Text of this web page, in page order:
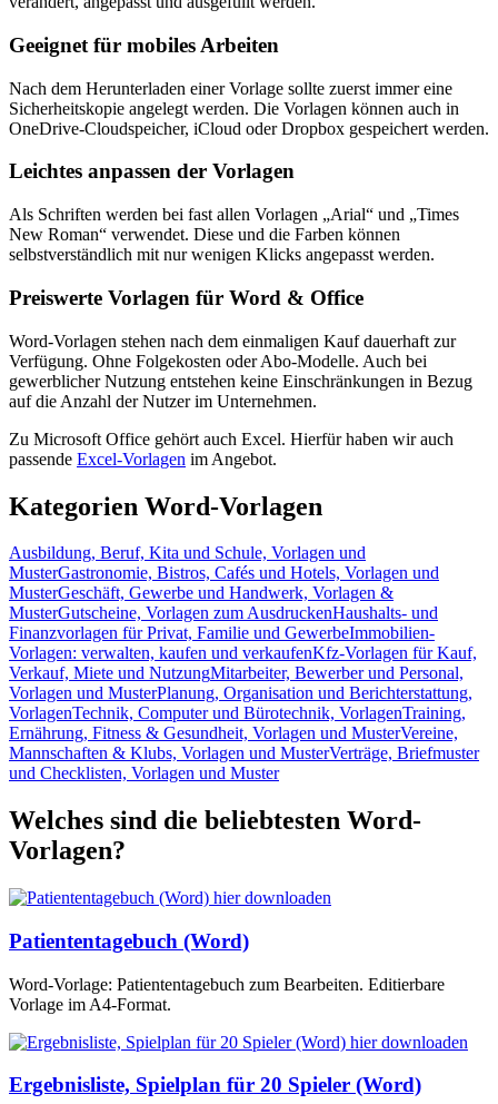
Geeignet für mobiles Arbeiten
Nach dem Herunterladen einer Vorlage sollte zuerst immer eine
Sicherheitskopie angelegt werden. Die Vorlagen können auch in
OneDrive-Cloudspeicher, iCloud oder Dropbox gespeichert werden.
Leichtes anpassen der Vorlagen
Als Schriften werden bei fast allen Vorlagen „Arial“ und „Times
New Roman“ verwendet. Diese und die Farben können
selbstverständlich mit nur wenigen Klicks angepasst werden.
Preiswerte Vorlagen für Word & Office
Word-Vorlagen stehen nach dem einmaligen Kauf dauerhaft zur
Verfügung. Ohne Folgekosten oder Abo-Modelle. Auch bei
gewerblicher Nutzung entstehen keine Einschränkungen in Bezug
auf die Anzahl der Nutzer im Unternehmen.
Zu Microsoft Office gehört auch Excel. Hierfür haben wir auch
passende Excel-Vorlagen im Angebot.
Kategorien Word-Vorlagen
Ausbildung, Beruf, Kita und Schule, Vorlagen und
MusterGastronomie, Bistros, Cafés und Hotels, Vorlagen und
MusterGeschäft, Gewerbe und Handwerk, Vorlagen &
MusterGutscheine, Vorlagen zum AusdruckenHaushalts- und
Finanzvorlagen für Privat, Familie und GewerbeImmobilien-
Vorlagen: verwalten, kaufen und verkaufenKfz-Vorlagen für Kauf,
Verkauf, Miete und NutzungMitarbeiter, Bewerber und Personal,
Vorlagen und MusterPlanung, Organisation und Berichterstattung,
VorlagenTechnik, Computer und Bürotechnik, VorlagenTraining,
Ernährung, Fitness & Gesundheit, Vorlagen und MusterVereine,
Mannschaften & Klubs, Vorlagen und MusterVerträge, Briefmuster
und Checklisten, Vorlagen und Muster
Welches sind die beliebtesten Word-
Vorlagen?
Patiententagebuch (Word)
Word-Vorlage: Patiententagebuch zum Bearbeiten. Editierbare
Vorlage im A4-Format.
Ergebnisliste, Spielplan für 20 Spieler (Word)